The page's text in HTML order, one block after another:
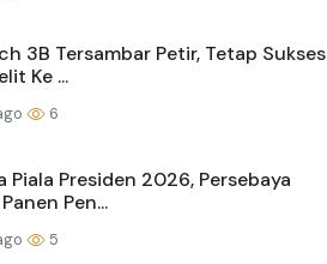
3B Tersambar Petir, Tetap Sukses
Ke ...
6
Piala Presiden 2026, Persebaya
Pen...
5